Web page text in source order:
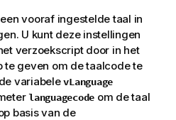
vooraf ingestelde taal in
U kunt deze instellingen
verzoekscript door in het
te geven om de taalcode te
variabelevLanguage
languagecode om de taal
basis van de